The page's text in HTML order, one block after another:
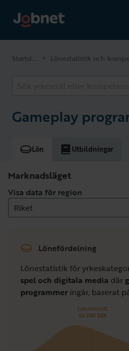
Startsidan >
Gameplay
Lön Utbildningar
Marknadsläget
Visa data för region
Riket
Lönefördelning
Lönestatistik för
spel och digitala media där
programmer ingår, baserat
Genomsnitt
56 700 SEK